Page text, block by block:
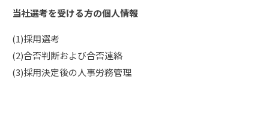
当社選考を受ける方の個人情報
(1)採用選考
(2)合否判断および合否連絡
(3)採用決定後の人事労務管理